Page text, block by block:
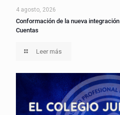
4 agosto, 2026
Conformación de la nueva
Cuentas
Leer más